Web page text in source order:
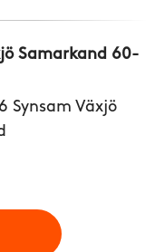
Samarkand 60-
Synsam Växjö